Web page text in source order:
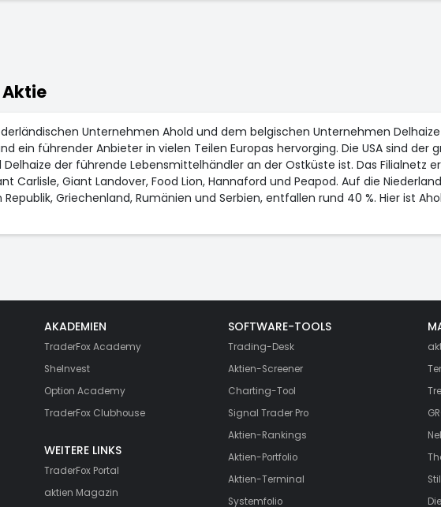
Aktie
Unternehmen Ahold und dem belgischen Unternehmen Delhaize
ein führender Anbieter in vielen Teilen Europas hervorging. Die USA sind der
der führende Lebensmittelhändler an der Ostküste ist. Das Filialnetz
Carlisle, Giant Landover, Food Lion, Hannaford und Peapod. Auf die
Griechenland, Rumänien und Serbien, entfallen rund 40 %. Hier ist
AKADEMIEN
TraderFox Academy
SheInvest
Option Academy
TraderFox Clubhouse
WEITERE LINKS
TraderFox Portal
aktien Magazin
SOFTWARE-TOOLS
Trading-Desk
Aktien-Screener
Charting-Tool
Signal Trader Pro
Aktien-Rankings
Aktien-Portfolio
Aktien-Terminal
Systemfolio